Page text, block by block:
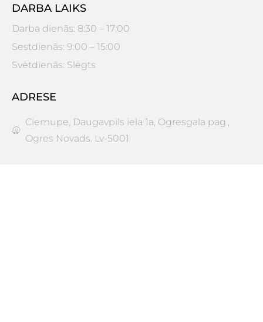
DARBA LAIKS
Darba dienās: 8:30 – 17:00
Sestdienās: 9:00 – 15:00
Svētdienās: Slēgts
ADRESE
Ciemupe, Daugavpils iela 1a, Ogresgala pag.,
Ogres Novads. Lv-5001